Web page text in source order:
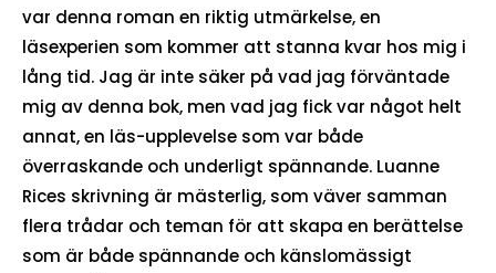
var denna roman en riktig utmärkelse, en
läsexperien som kommer att stanna kvar hos mig i
lång tid. Jag är inte säker på vad jag förväntade
mig av denna bok, men vad jag fick var något helt
annat, en läs-upplevelse som var både
överraskande och underligt spännande. Luanne
Rices skrivning är mästerlig, som väver samman
flera trådar och teman för att skapa en berättelse
som är både spännande och känslomässigt